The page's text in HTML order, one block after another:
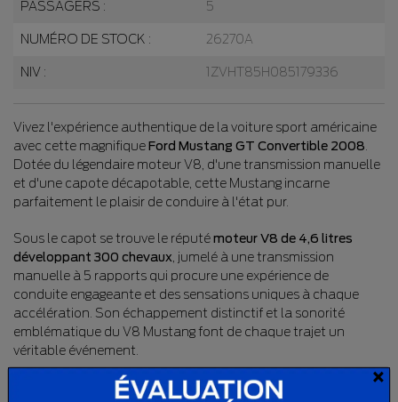
PASSAGERS : 5
NUMÉRO DE STOCK : 26270A
NIV : 1ZVHT85H085179336
Vivez l'expérience authentique de la voiture sport américaine
avec cette magnifiqueFord Mustang GT Convertible 2008
Dotée du légendaire moteur V8, d'une transmission manuelle
et d'une capote décapotable, cette Mustang incarne
parfaitement le plaisir de conduire à l'état pur.
Sous le capot se trouve le réputémoteur V8 de 4,6 litres
développant 300 chevaux , jumelé à une transmission
manuelle à 5 rapports qui procure une expérience de
conduite engageante et des sensations uniques à chaque
accélération. Son échappement distinctif et la sonorité
emblématique du V8 Mustang font de chaque trajet un
véritable événement.
Présentée dans l'élégante couleurVert Métallique Intérieur
×